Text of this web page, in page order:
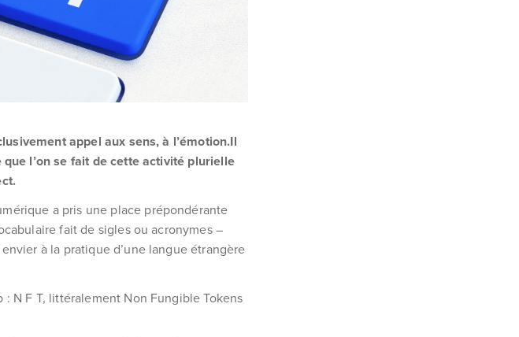
appel aux sens, à l’émotion.Il
l’on se fait de cette activité plurielle
a pris une place prépondérante
fait de sigles ou acronymes –
à la pratique d’une langue étrangère
N F T, littéralement Non Fungible Tokens